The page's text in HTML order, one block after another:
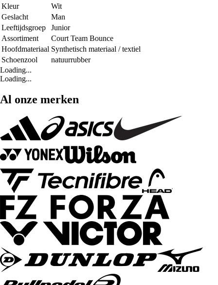
Kleur
Wit
Geslacht
Man
Leeftijdsgroep
Junior
Assortiment
Court Team Bounce
Hoofdmateriaal Synthetisch materiaal / textiel
Schoenzool
natuurrubber
Loading...
Loading...
Al onze merken